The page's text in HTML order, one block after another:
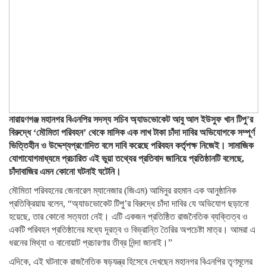
নারায়ণগঞ্জ মহানগর বিএনপির সদস্য সচিব অ্যাডভোকেট আবু আল ইউসুফ খান টিপু’র
বিরুদ্ধে ‘মৌমিতা পরিবহন’ থেকে মাসিক এক লাখ টাকা চাঁদা দাবির অভিযোগকে সম্পূর্ণ
ভিত্তিহীন ও উদ্দেশ্যপ্রণোদিত বলে দাবি করেছে পরিবহন কর্তৃপক্ষ নিজেই। সামাজিক
যোগাযোগমাধ্যমে প্রচারিত এই ভুয়া তথ্যের প্রতিবাদ জানিয়ে প্রতিষ্ঠানটি বলেছে,
চাঁদাবাজির এমন কোনো ঘটনাই ঘটেনি।
মৌমিতা পরিবহনের জেনারেল ম্যানেজার (জিএম) আমিনুর রহমান এক আনুষ্ঠানিক
প্রতিক্রিয়ায় বলেন, “অ্যাডভোকেট টিপু’র বিরুদ্ধে চাঁদা দাবির যে অভিযোগ ছড়ানো
হয়েছে, তার কোনো সত্যতা নেই। এটি একজন প্রতিষ্ঠিত রাজনৈতিক ব্যক্তিত্ব ও
একটি পরিবহন প্রতিষ্ঠানের মধ্যে দূরত্ব ও বিভ্রান্তি তৈরির অপচেষ্টা মাত্র। আমরা এ
ধরনের মিথ্যা ও বানোয়াট প্রচারণার তীব্র নিন্দা জানাই।”
এদিকে, এই ঘটনাকে রাজনৈতিক ষড়যন্ত্র হিসেবে দেখছেন মহানগর বিএনপির তৃণমূলের